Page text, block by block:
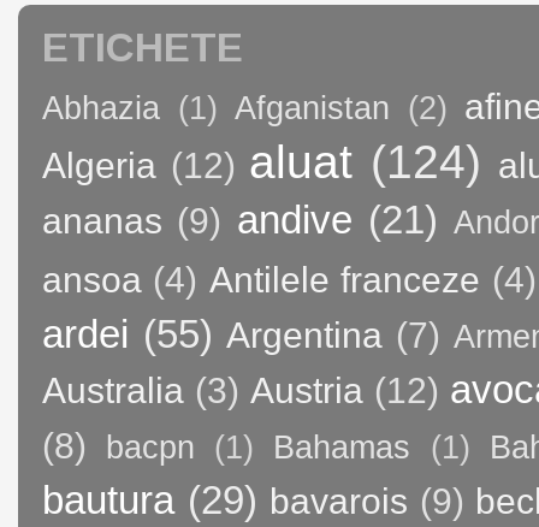
ETICHETE
Abhazia (1) Afganistan (2)
Algeria (12) aluat (124)
ananas (9) andive (21)
ansoa (4) Antilele franceze (4)
ardei (55) Argentina (7)
Australia (3) Austria (12)
(8) bacpn (1) Bahamas (1)
bautura (29) bavarois (9)